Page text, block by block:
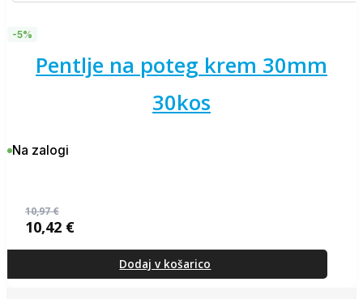
-5%
pentlje na poteg krem 30mm
30kos
Na zalogi
10,97€
cena
10,97 €.
10,42 €
cena
Dodaj v košarico